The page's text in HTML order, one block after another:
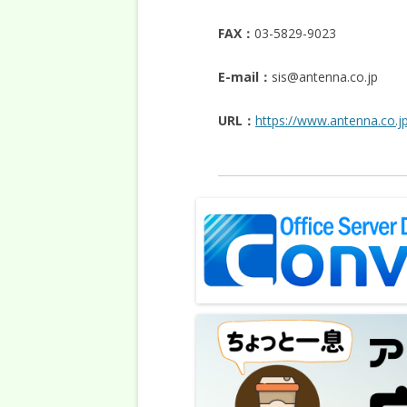
FAX： 03-5829-9023
E-mail： sis@antenna.co.jp
URL： https://